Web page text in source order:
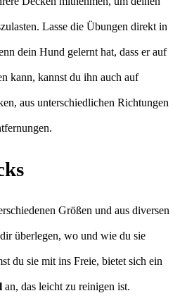
Lasse die Übungen direkt in
dein Hund gelernt hat, dass er auf
kann, kannst du ihn auch auf
aus unterschiedlichen Richtungen
Größen und aus diversen
überlegen, wo und wie du sie
du sie mit ins Freie, bietet sich ein
an, das leicht zu reinigen ist.